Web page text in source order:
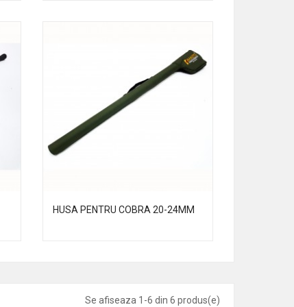
HUSA PENTRU COBRA 20-24MM
Se afiseaza 1-6 din 6 produs(e)